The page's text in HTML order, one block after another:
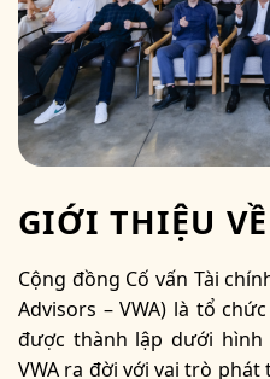
GIỚI THIỆU
Cộng đồng Cố vấn Tài
Advisors – VWA) là tổ
được thành lập dưới
VWA ra đời với vai trò